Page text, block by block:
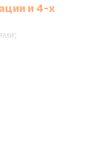
и 4-х